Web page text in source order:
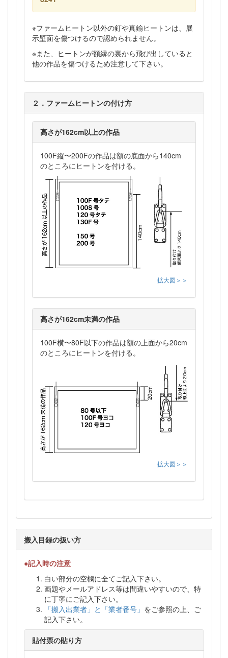
※ファームヒートン以外の釘や真鍮ヒートンは、展
示壁面を傷つけるので認められません。
※また、ヒートンが額縁の裏から飛び出していると
他の作品を傷つけるため注意して下さい。
２．ファームヒートンの付け方
高さが162cm以上の作品
100F縦〜200Fの作品は額の底面から140cm
のところにヒートンを付ける。
拡大図＞＞
高さが162cm未満の作品
100F横〜80F以下の作品は額の上面から20cm
のところにヒートンを付ける。
拡大図＞＞
搬入目録の扱い方
●記入時の注意
白い部分の空欄に全てご記入下さい。
画題やメールアドレス等は間違いやすいので、特
に丁寧にご記入下さい。
「搬入出業者」と「業者番号」 をご参照の上、ご
記入下さい。
貼付票の貼り方